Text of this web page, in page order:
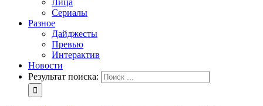
Лица
Сериалы
Разное
Дайджесты
Превью
Интерактив
Новости
Результат поиска: